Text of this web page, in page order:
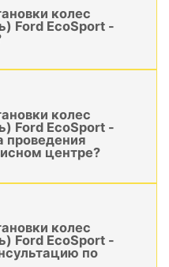
колес
Ford EcoSport -
колес
Ford EcoSport -
проведения
центре?
колес
Ford EcoSport -
по